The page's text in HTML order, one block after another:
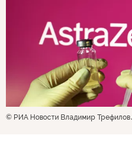
© РИА Новости Владимир Трефилов